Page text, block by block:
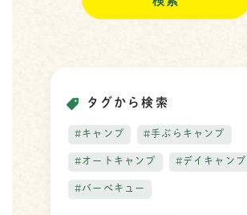
タグから検索
#キャンプ #手ぶらキャンプ
#オートキャンプ #デイキャンプ
#バーベキュー